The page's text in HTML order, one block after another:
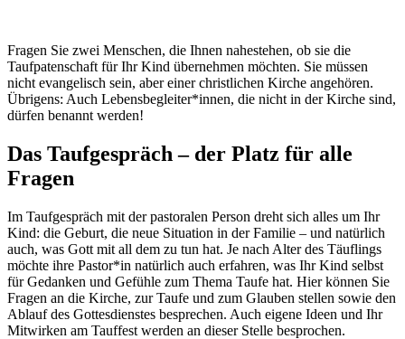
Fragen Sie zwei Menschen, die Ihnen nahestehen, ob sie die
Taufpatenschaft für Ihr Kind übernehmen möchten. Sie müssen
nicht evangelisch sein, aber einer christlichen Kirche angehören.
Übrigens: Auch Lebensbegleiter*innen, die nicht in der Kirche sind,
dürfen benannt werden!
Das Taufgespräch – der Platz für alle
Fragen
Im Taufgespräch mit der pastoralen Person dreht sich alles um Ihr
Kind: die Geburt, die neue Situation in der Familie – und natürlich
auch, was Gott mit all dem zu tun hat. Je nach Alter des Täuflings
möchte ihre Pastor*in natürlich auch erfahren, was Ihr Kind selbst
für Gedanken und Gefühle zum Thema Taufe hat. Hier können Sie
Fragen an die Kirche, zur Taufe und zum Glauben stellen sowie den
Ablauf des Gottesdienstes besprechen. Auch eigene Ideen und Ihr
Mitwirken am Tauffest werden an dieser Stelle besprochen.